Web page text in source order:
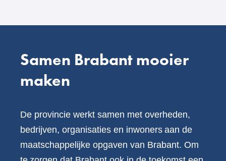
Samen Brabant mooier
maken
De provincie werkt samen met overheden,
bedrijven, organisaties en inwoners aan de
maatschappelijke opgaven van Brabant. Om